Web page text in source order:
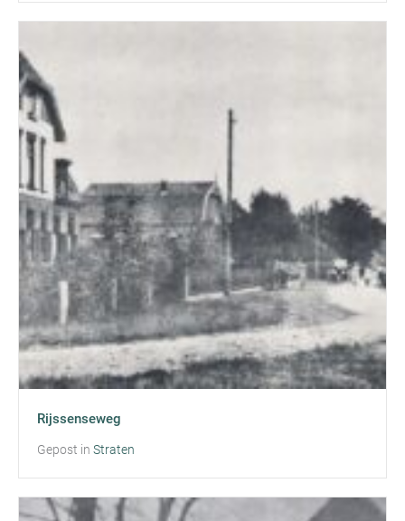
Rijssenseweg
Gepost in Straten